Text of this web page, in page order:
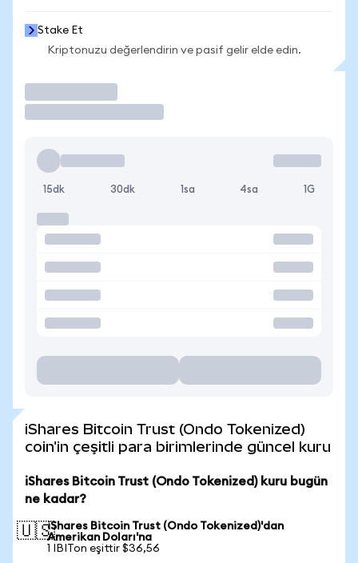
Stake Et
Kriptonuzu değerlendirin ve pasif gelir elde edin.
15dk 30dk 1sa 4sa 1G
iShares Bitcoin Trust (Ondo Tokenized)
coin'in çeşitli para birimlerinde güncel kuru
iShares Bitcoin Trust (Ondo Tokenized) kuru bugün
ne kadar?
🇺🇸iShares Bitcoin Trust (Ondo Tokenized)'dan
Amerikan Doları'na
1 IBITon eşittir $36,56